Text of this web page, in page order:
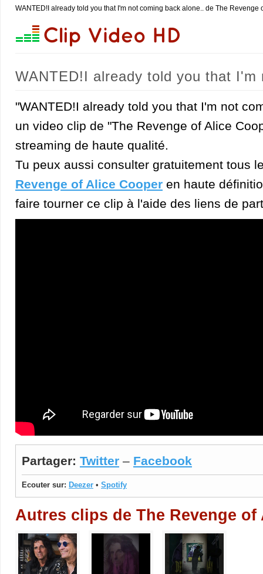
WANTED!I already told you that I'm not coming back alone.. de The Revenge
WANTED!I already told you that
Cooper)
"WANTED!I already told you that I'm not
un video clip de "The Revenge of Alice
streaming de haute qualité.
Tu peux aussi consulter gratuitement tous
Revenge of Alice Cooper en haute
faire tourner ce clip à l'aide des liens de
Partager: Twitter – Facebook
Ecouter sur: Deezer • Spotify
Autres clips de The Revenge of